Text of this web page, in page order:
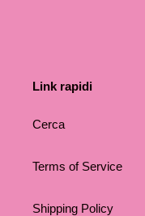
Link rapidi
Cerca
Terms of Service
Shipping Policy